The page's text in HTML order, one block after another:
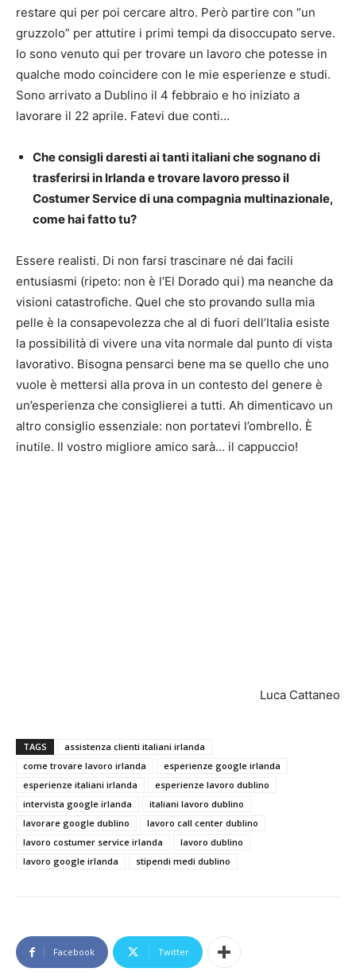
restare qui per poi cercare altro. Però partire con “un
gruzzolo” per attutire i primi tempi da disoccupato serve.
Io sono venuto qui per trovare un lavoro che potesse in
qualche modo coincidere con le mie esperienze e studi.
Sono arrivato a Dublino il 4 febbraio e ho iniziato a
lavorare il 22 aprile. Fatevi due conti…
Che consigli daresti ai tanti italiani che sognano di
trasferirsi in Irlanda e trovare lavoro presso il
Costumer Service di una compagnia multinazionale,
come hai fatto tu?
Essere realisti. Di non farsi trascinare né dai facili
entusiasmi (ripeto: non è l’El Dorado qui) ma neanche da
visioni catastrofiche. Quel che sto provando sulla mia
pelle è la consapevolezza che al di fuori dell’Italia esiste
la possibilità di vivere una vita normale dal punto di vista
lavorativo. Bisogna pensarci bene ma se quello che uno
vuole è mettersi alla prova in un contesto del genere è
un’esperienza che consiglierei a tutti. Ah dimenticavo un
altro consiglio essenziale: non portatevi l’ombrello. È
inutile. Il vostro migliore amico sarà… il cappuccio!
Luca Cattaneo
TAGS
assistenza clienti italiani irlanda
come trovare lavoro irlanda
esperienze google irlanda
esperienze italiani irlanda
esperienze lavoro dublino
intervista google irlanda
italiani lavoro dublino
lavorare google dublino
lavoro call center dublino
lavoro costumer service irlanda
lavoro dublino
lavoro google irlanda
stipendi medi dublino
Facebook Twitter